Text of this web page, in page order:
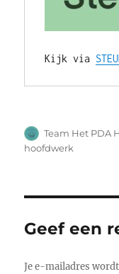
Kijk via
Auteur
Team Het PDA
hoofdwerk
Geef een
Je e-mailadres